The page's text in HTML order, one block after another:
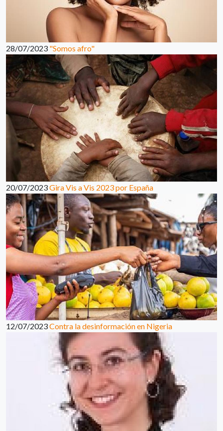
28/07/2023 "Somos afro"
20/07/2023Gira Vis a Vis 2023 por España
12/07/2023Contra la desinformación en Nigeria